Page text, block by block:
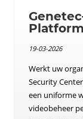
19-03-2026
Werkt uw
Security
een uniforme
videobeheer